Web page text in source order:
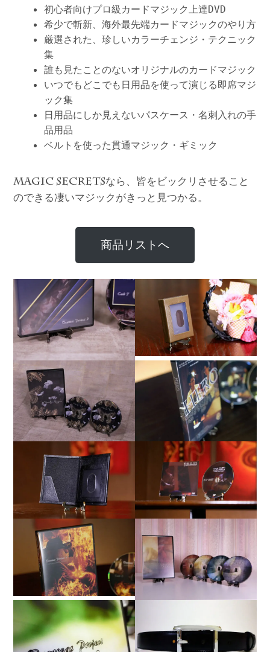
初心者向けプロ級カードマジック上達DVD
希少で斬新、海外最先端カードマジックのやり方
厳選された、珍しいカラーチェンジ・テクニック
集
誰も見たことのないオリジナルのカードマジック
いつでもどこでも日用品を使って演じる即席マジ
ック集
日用品にしか見えないパスケース・名刺入れの手
品用品
ベルトを使った貫通マジック・ギミック
MAGIC SECRETSなら、皆をビックリさせること
のできる凄いマジックがきっと見つかる。
商品リストへ